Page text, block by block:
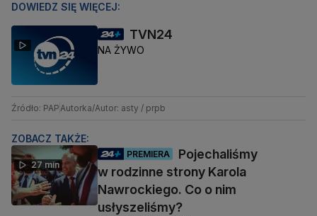
DOWIEDZ SIĘ WIĘCEJ:
TVN24
NA ŻYWO
Źródło: PAPAutorka/Autor: asty / prpb
ZOBACZ TAKŻE:
27 min
PREMIERA
Pojechaliśmy
w rodzinne strony Karola
Nawrockiego. Co o nim
usłyszeliśmy?